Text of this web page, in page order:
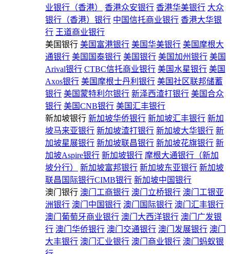
业银行（香港）
香港众安银行 香港华美银行 大众
银行（香港）银行 中国信托商业银行 香港大华银
行 王道商业银行
美国银行 美国富港银行 美国华美银行 美国摩根大
通银行 美国国泰银行 美国银行 美国加州银行 美国
Arival银行 CTBC信托商业银行 美国水星银行 美国
Axos银行 美国摩根士丹利银行 美国社区联邦储蓄
银行 美国蒙特利尔银行 新泽西渣打银行 美国合众
银行 美国CNB银行 美国汇丰银行
新加坡银行 新加坡华侨银行 新加坡汇丰银行 新加
坡马来亚银行 新加坡渣打银行 新加坡大华银行 新
加坡星展银行 新加坡联昌银行 新加坡花旗银行 新
加坡Aspire银行 新加坡银行 摩根大通银行（新加
坡分行）
新加坡富邦银行 新加坡东亚银行 新加坡
联昌国际银行CIMB银行 新加坡中国银行
澳门银行 澳门工商银行 澳门立桥银行 澳门工银亚
洲银行 澳门中国银行 澳门国际银行 澳门汇丰银行
澳门葡萄牙商业银行 澳门大西洋银行 澳门广发银
行 澳门华侨银行 澳门交通银行 澳门发展银行 澳门
大丰银行 澳门汇业银行 澳门商业银行 澳门蚂蚁银